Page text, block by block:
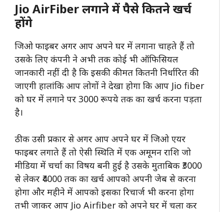
Jio AirFiber लगाने में पैसे कितने खर्च
होंगे
जिओ फाइबर अगर आप अपने घर में लगाना चाहते हैं तो
उसके लिए कंपनी ने अभी तक कोई भी ऑफिसियल
जानकारी नहीं दी है कि इसकी कीमत कितनी निर्धारित की
जाएगी हालांकि आप लोगों ने देखा होगा कि आप Jio fiber
को घर में लगाने पर 3000 रूपये तक का खर्च करना पड़ता
है।
ठीक उसी प्रकार से अगर आप अपने घर में जिओ एयर
फाइबर लगाते हैं तो ऐसी स्थिति में एक अमूमन राशि जो
मीडिया में चर्चा का विषय बनी हुई है उसके मुताबिक ₹3000
से लेकर ₹4000 तक का खर्च आपको अपनी जेब से करना
होगा और महीने में आपको इसका रिचार्ज भी करना होगा
तभी जाकर आप Jio Airfiber को अपने घर में चला कर